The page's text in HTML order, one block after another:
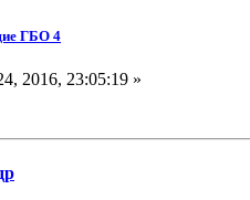
ГБО 4
2016, 23:05:19 »